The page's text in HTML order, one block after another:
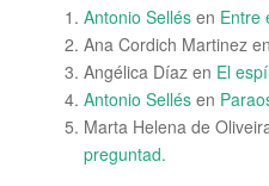
Antonio Sellés en Entre
Ana Cordich Martinez en
Angélica Díaz en El
Antonio Sellés en
Marta Helena de
preguntad.